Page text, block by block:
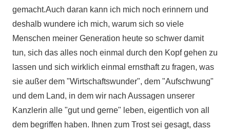
gemacht.Auch daran kann ich mich noch erinnern und
deshalb wundere ich mich, warum sich so viele
Menschen meiner Generation heute so schwer damit
tun, sich das alles noch einmal durch den Kopf gehen zu
lassen und sich wirklich einmal ernsthaft zu fragen, was
sie außer dem "Wirtschaftswunder", dem "Aufschwung"
und dem Land, in dem wir nach Aussagen unserer
Kanzlerin alle "gut und gerne" leben, eigentlich von all
dem begriffen haben. Ihnen zum Trost sei gesagt, dass